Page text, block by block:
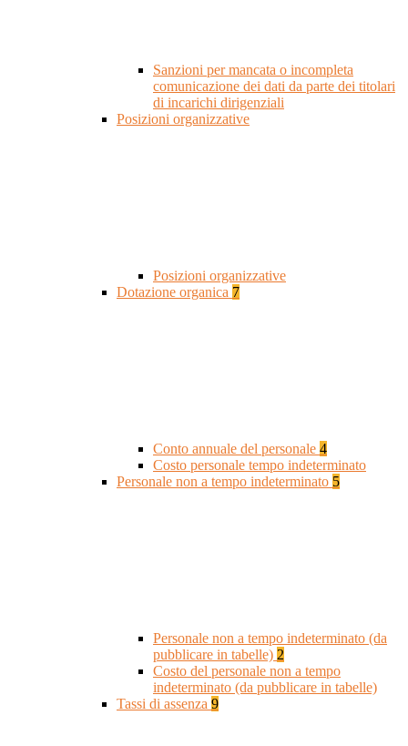
Sanzioni per mancata o incompleta
comunicazione dei dati da parte dei titolari
di incarichi dirigenziali
Posizioni organizzative
Posizioni organizzative
Dotazione organica 7
Conto annuale del personale 4
Costo personale tempo indeterminato
Personale non a tempo indeterminato 5
Personale non a tempo indeterminato (da
pubblicare in tabelle) 2
Costo del personale non a tempo
indeterminato (da pubblicare in tabelle)
Tassi di assenza 9